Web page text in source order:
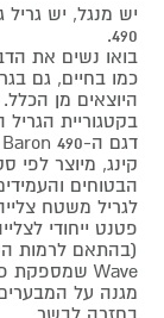
490.
בואו נשים את
כמו בחיים, גם
בקטגוריית הגריל
קינג, מיוצר לפי
הבטוחים
פטנט ייחודי
Wave שמספקת פיזור חום מעולה,
מגנה על